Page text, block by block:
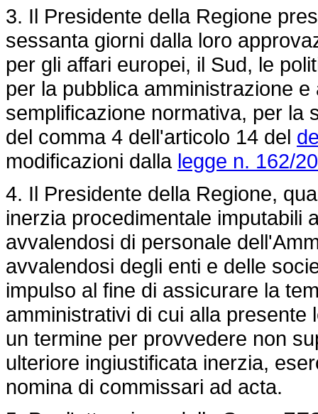
3. Il Presidente della Regione
sessanta giorni dalla loro
per gli affari europei, il Sud, le
per la pubblica amministrazione
semplificazione normativa, per la
del comma 4 dell'articolo 14 del
modificazioni dalla legge n. 162/
4. Il Presidente della Regione,
inerzia procedimentale imputabili
avvalendosi di personale
avvalendosi degli enti e delle
impulso al fine di assicurare la
amministrativi di cui alla
un termine per provvedere non
ulteriore ingiustificata inerzia,
nomina di commissari ad acta.